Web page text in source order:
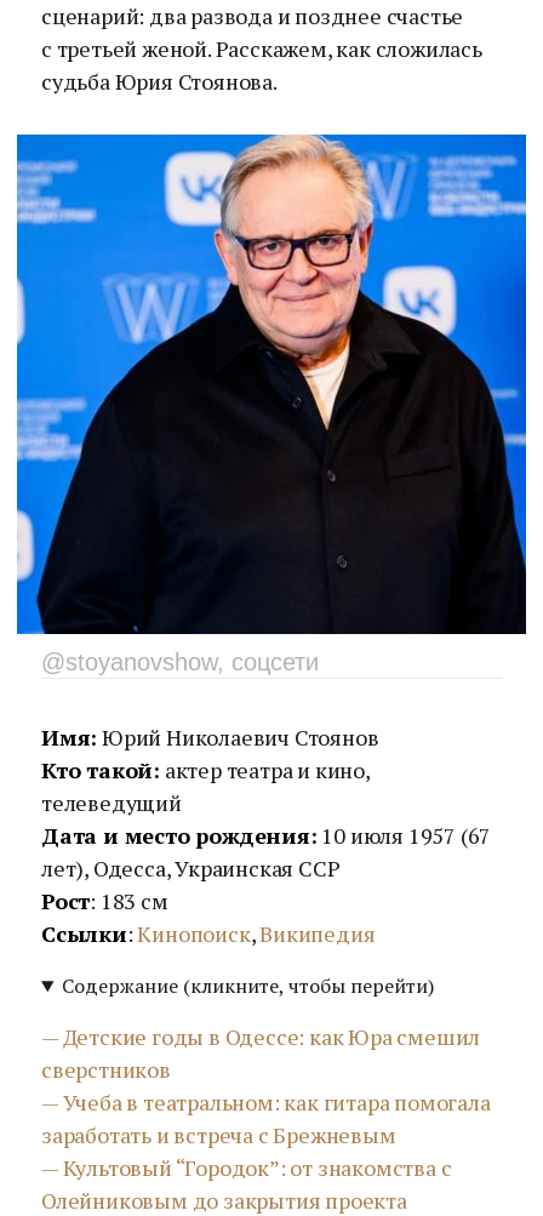
сценарий: два развода и позднее счастье
с третьей женой. Расскажем, как сложилась
судьба Юрия Стоянова.
@stoyanovshow, соцсети
Имя: Юрий Николаевич Стоянов
Кто такой: актер театра и кино,
телеведущий
Дата и место рождения: 10 июля 1957 (67
лет), Одесса, Украинская ССР
Рост: 183 см
Ссылки:Кинопоиск,Википедия
Содержание (кликните, чтобы перейти)
— Детские годы в Одессе: как Юра смешил
сверстников
— Учеба в театральном: как гитара помогала
заработать и встреча с Брежневым
— Культовый “Городок”: от знакомства с
Олейниковым до закрытия проекта